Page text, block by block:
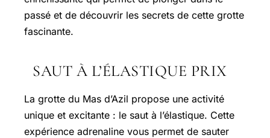
passé et de découvrir les secrets de cette grotte
fascinante.
SAUT À L’ÉLASTIQUE PRIX
La grotte du Mas d’Azil propose une activité
unique et excitante : le saut à l’élastique. Cette
expérience adrenaline vous permet de sauter